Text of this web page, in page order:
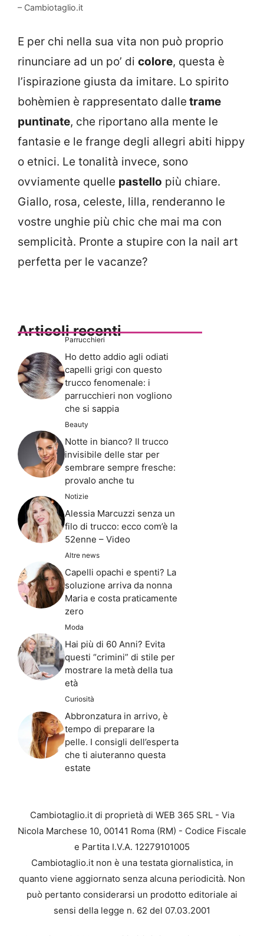
– Cambiotaglio.it
E per chi nella sua vita non può proprio
rinunciare ad un po’ di colore, questa è
l’ispirazione giusta da imitare. Lo spirito
bohèmien è rappresentato dalle trame
puntinate, che riportano alla mente le
fantasie e le frange degli allegri abiti hippy
o etnici. Le tonalità invece, sono
ovviamente quelle pastello più chiare.
Giallo, rosa, celeste, lilla, renderanno le
vostre unghie più chic che mai ma con
semplicità. Pronte a stupire con la nail art
perfetta per le vacanze?
Articoli recenti
Parrucchieri
Ho detto addio agli odiati
capelli grigi con questo
trucco fenomenale: i
parrucchieri non vogliono
che si sappia
Beauty
Notte in bianco? Il trucco
invisibile delle star per
sembrare sempre fresche:
provalo anche tu
Notizie
Alessia Marcuzzi senza un
filo di trucco: ecco com’è la
52enne – Video
Altre news
Capelli opachi e spenti? La
soluzione arriva da nonna
Maria e costa praticamente
zero
Moda
Hai più di 60 Anni? Evita
questi “crimini” di stile per
mostrare la metà della tua
età
Curiosità
Abbronzatura in arrivo, è
tempo di preparare la
pelle. I consigli dell’esperta
che ti aiuteranno questa
estate
Cambiotaglio.it di proprietà di WEB 365 SRL - Via
Nicola Marchese 10, 00141 Roma (RM) - Codice Fiscale
e Partita I.V.A. 12279101005
Cambiotaglio.it non è una testata giornalistica, in
quanto viene aggiornato senza alcuna periodicità. Non
può pertanto considerarsi un prodotto editoriale ai
sensi della legge n. 62 del 07.03.2001